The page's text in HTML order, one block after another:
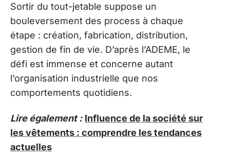
Sortir du tout-jetable suppose un
bouleversement des process à chaque
étape : création, fabrication, distribution,
gestion de fin de vie. D’après l’ADEME, le
défi est immense et concerne autant
l’organisation industrielle que nos
comportements quotidiens.
Lire également : Influence de la société sur
les vêtements : comprendre les tendances
actuelles